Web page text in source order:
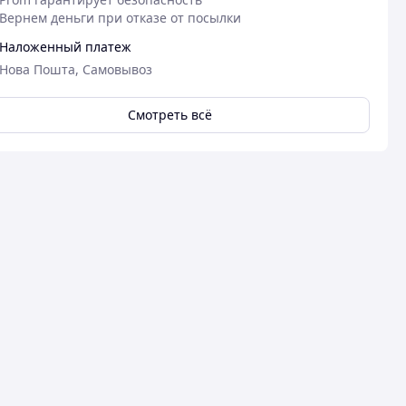
Вернем деньги при отказе от посылки
Наложенный платеж
Нова Пошта, Самовывоз
Смотреть всё